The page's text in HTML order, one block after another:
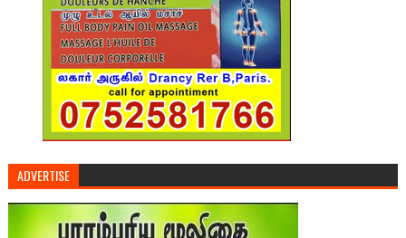
ADVERTISE